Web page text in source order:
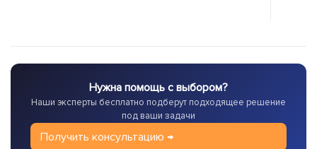
Нужна помощь с выбором?
Наши эксперты бесплатно подберут подходящее решение
под ваши задачи
Получить консультацию →